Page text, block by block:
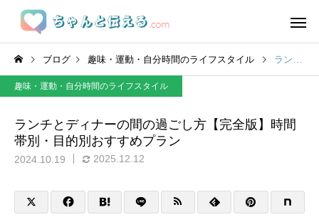
ブログ 趣味・運動・自分時間のライフスタイル ランチとディナーの間の過ごし方【完全版】時間帯別・目的別おすすめプラン
趣味・運動・自分時間のライフスタイル
ランチとディナーの間の過ごし方【完全版】時間
帯別・目的別おすすめプラン
2024.10.19 2025.12.12